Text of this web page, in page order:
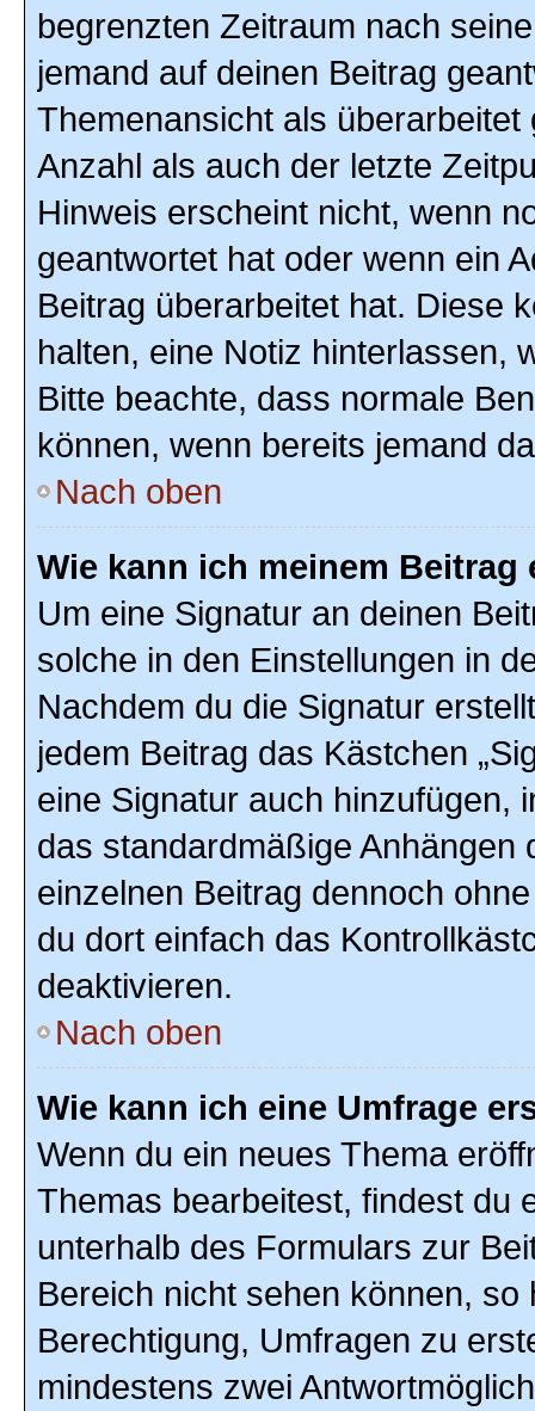
begrenzten Zeitraum nach
jemand auf deinen Beitrag
Themenansicht als
Anzahl als auch der letzte
Hinweis erscheint nicht, wenn
geantwortet hat oder wenn ein
Beitrag überarbeitet hat. Diese
halten, eine Notiz hinterlassen,
Bitte beachte, dass normale
können, wenn bereits jemand
Nach oben
Wie kann ich meinem
Um eine Signatur an deinen
solche in den Einstellungen in
Nachdem du die Signatur
jedem Beitrag das Kästchen
eine Signatur auch hinzufügen,
das standardmäßige Anhängen
einzelnen Beitrag dennoch
du dort einfach das
deaktivieren.
Nach oben
Wie kann ich eine Umfrage
Wenn du ein neues Thema
Themas bearbeitest, findest du
unterhalb des Formulars zur
Bereich nicht sehen können,
Berechtigung, Umfragen zu
mindestens zwei